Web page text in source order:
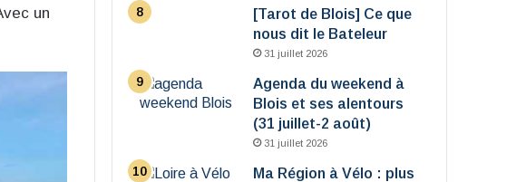
un
[Tarot de Blois] Ce que
nous dit le Bateleur
31 juillet 2026
Agenda du weekend à
Blois et ses alentours
(31 juillet-2 août)
31 juillet 2026
Ma Région à Vélo : plus